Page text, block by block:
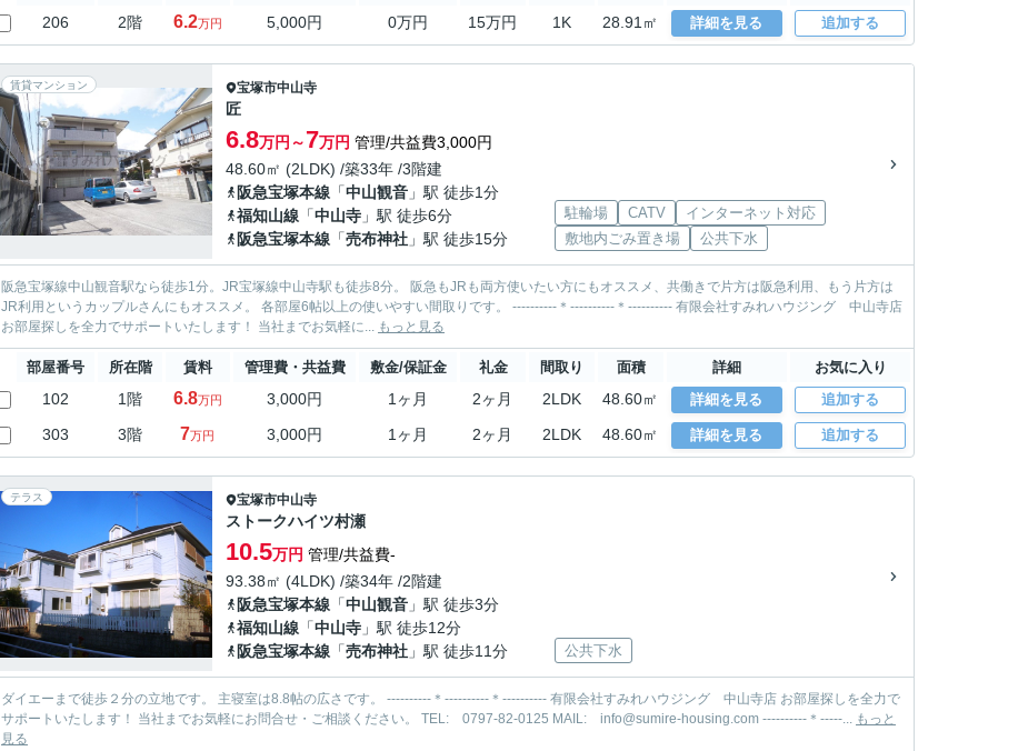
206 2階 6.2万円 5,000円 0万円 15万円 1K 28.91㎡ 詳細を見る 追加する
賃貸マンション 宝塚市中山寺
匠
6.8万円～7万円 管理/共益費3,000円
48.60㎡ (2LDK) /築33年 /3階建
阪急宝塚本線 「中山観音 」駅 徒歩1分
福知山線 「中山寺 」駅 徒歩6分
阪急宝塚本線 「売布神社 」駅 徒歩15分
駐輪場 CATV
インターネット対応
敷地内ごみ置き場
公共下水
阪急宝塚線中山観音駅なら徒歩1分。JR宝塚線中山寺駅も徒歩8分。 阪急もJRも両方使いたい方にもオススメ、共働きで片方は阪急利用、もう片方は
JR利用というカップルさんにもオススメ。 各部屋6帖以上の使いやすい間取りです。 ----------＊----------＊---------- 有限会社すみれハウジング 中山寺店
お部屋探しを全力でサポートいたします！ 当社までお気軽に... もっと見る
部屋番号 所在階 賃料 管理費・共益費 敷金/保証金 礼金 間取り 面積 詳細 お気に入り
102 1階 6.8万円 3,000円 1ヶ月 2ヶ月 2LDK 48.60㎡ 詳細を見る 追加する
303 3階 7万円 3,000円 1ヶ月 2ヶ月 2LDK 48.60㎡ 詳細を見る 追加する
テラス 宝塚市中山寺
ストークハイツ村瀬
10.5万円 管理/共益費-
93.38㎡ (4LDK) /築34年 /2階建
阪急宝塚本線 「中山観音 」駅 徒歩3分
福知山線 「中山寺 」駅 徒歩12分
阪急宝塚本線 「売布神社 」駅 徒歩11分 公共下水
ダイエーまで徒歩２分の立地です。 主寝室は8.8帖の広さです。 ----------＊----------＊---------- 有限会社すみれハウジング 中山寺店 お部屋探しを全力で
サポートいたします！ 当社までお気軽にお問合せ・ご相談ください。 TEL: 0797-82-0125 MAIL: info@sumire-housing.com ----------＊-----... もっと
見る